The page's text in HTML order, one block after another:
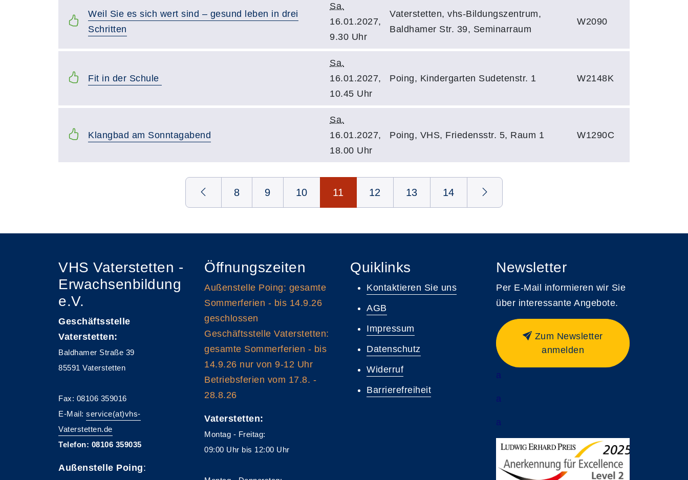
Weil Sie es sich wert sind – gesund leben in drei
Schritten
Sa.
16.01.2027,
9.30 Uhr
Vaterstetten, vhs-Bildungszentrum,
Baldhamer Str. 39, Seminarraum
W2090
Fit in der Schule
Sa.
16.01.2027,
10.45 Uhr
Poing, Kindergarten Sudetenstr. 1 W2148K
Klangbad am Sonntagabend
Sa.
16.01.2027,
18.00 Uhr
Poing, VHS, Friedensstr. 5, Raum 1 W1290C
8 9 10 11 12 13 14
VHS Vaterstetten -
Erwachsenbildung
e.V.
Geschäftsstelle
Vaterstetten:
Baldhamer Straße 39
85591 Vaterstetten
Fax: 08106 359016
E-Mail: service(at)vhs-
Vaterstetten.de
Telefon: 08106 359035
Außenstelle Poing:
Öffnungszeiten
Außenstelle Poing: gesamte
Sommerferien - bis 14.9.26
geschlossen
Geschäftsstelle Vaterstetten:
gesamte Sommerferien - bis
14.9.26 nur von 9-12 Uhr
Betriebsferien vom 17.8. -
28.8.26
Vaterstetten:
Montag - Freitag:
09:00 Uhr bis 12:00 Uhr
Quiklinks
Kontaktieren Sie uns
AGB
Impressum
Datenschutz
Widerruf
Barrierefreiheit
Newsletter
Per E-Mail informieren wir Sie
über interessante Angebote.
Zum Newsletter
anmelden
a
a
a